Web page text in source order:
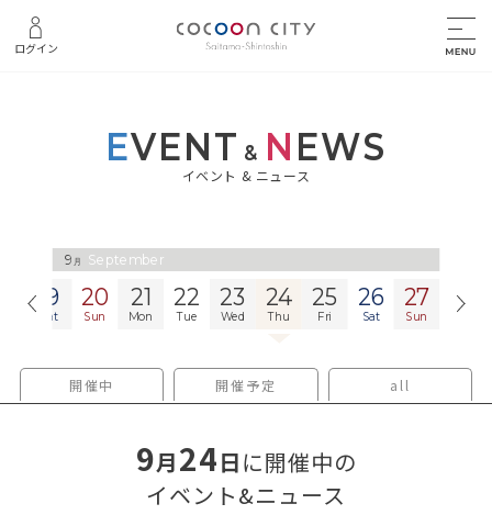
ログイン
EVENT & NEWS
イベント & ニュース
9 月 September
19
Sat
20
Sun
21
Mon
22
Tue
23
Wed
24
Thu
25
Fri
26
Sat
27
Sun
28
Mon
開催中 開催予定 all
9月24日に開催中の
イベント&ニュース